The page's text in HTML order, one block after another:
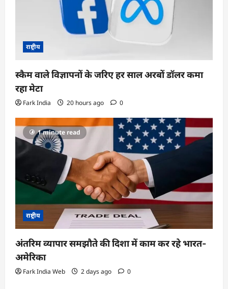
राष्ट्रीय
स्कैम वाले विज्ञापनों के जरिए हर साल अरबों डॉलर कमा
रहा मेटा
Fark India 20 hours ago 0
1 minute read
राष्ट्रीय
अंतरिम व्यापार समझौते की दिशा में काम कर रहे भारत-
अमेरिका
Fark India Web 2 days ago 0